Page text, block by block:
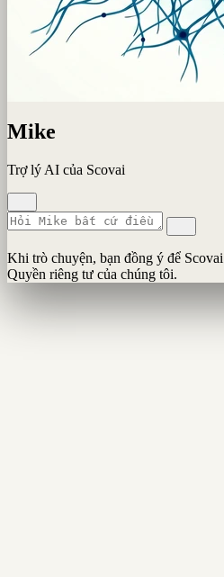
Mike
Trợ lý AI của Scovai
Khi trò chuyện, bạn đồng ý để
Quyền riêng tư của chúng tôi.